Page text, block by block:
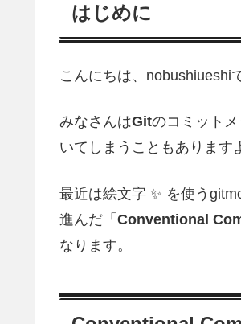
はじめに
こんにちは、nobushiueshi
みなさんはGitのコミット
いてしまうこともあります
最近は絵文字 ✨ を使う
進んだ「 Conventional
なります。